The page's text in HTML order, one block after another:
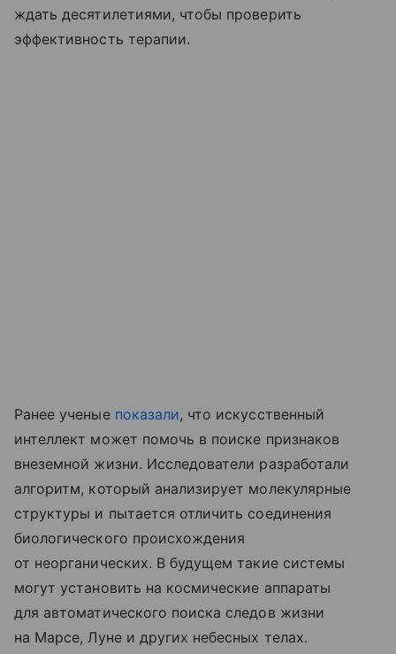
ждать десятилетиями, чтобы проверить
эффективность терапии.
Ранее ученые показали, что искусственный
интеллект может помочь в поиске признаков
внеземной жизни. Исследователи разработали
алгоритм, который анализирует молекулярные
структуры и пытается отличить соединения
биологического происхождения
от неорганических. В будущем такие системы
могут установить на космические аппараты
для автоматического поиска следов жизни
на Марсе, Луне и других небесных телах.